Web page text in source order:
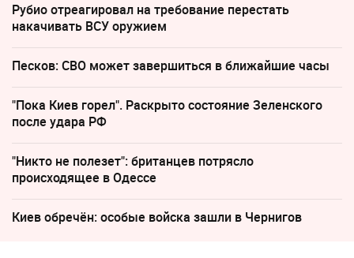
Рубио отреагировал на требование перестать
накачивать ВСУ оружием
Песков: СВО может завершиться в ближайшие часы
"Пока Киев горел". Раскрыто состояние Зеленского
после удара РФ
"Никто не полезет": британцев потрясло
происходящее в Одессе
Киев обречён: особые войска зашли в Чернигов